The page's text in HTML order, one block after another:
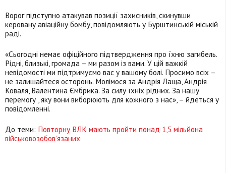
Ворог підступно атакував позиції захисників, скинувши
керовану авіаційну бомбу, повідомляють у Бурштинській міській
раді.
«Сьогодні немає офіційного підтвердження про їхню загибель.
Рідні, близькі, громада – ми разом із вами. У цій важкій
невідомості ми підтримуємо вас у вашому болі. Просимо всіх –
не залишайтеся осторонь. Молімося за Андрія Лаща, Андрія
Коваля, Валентина Ємбрика. За силу їхніх рідних. За нашу
перемогу , яку вони виборюють для кожного з нас», – йдеться у
повідомленні.
До теми: Повторну ВЛК мають пройти понад 1,5 мільйона
військовозобов’язаних